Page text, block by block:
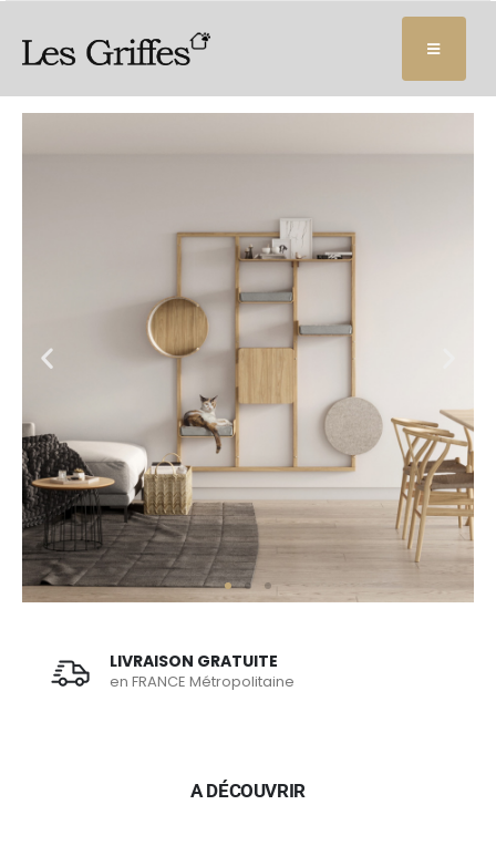
LIVRAISON GRATUITE
en FRANCE Métropolitaine
A DÉCOUVRIR